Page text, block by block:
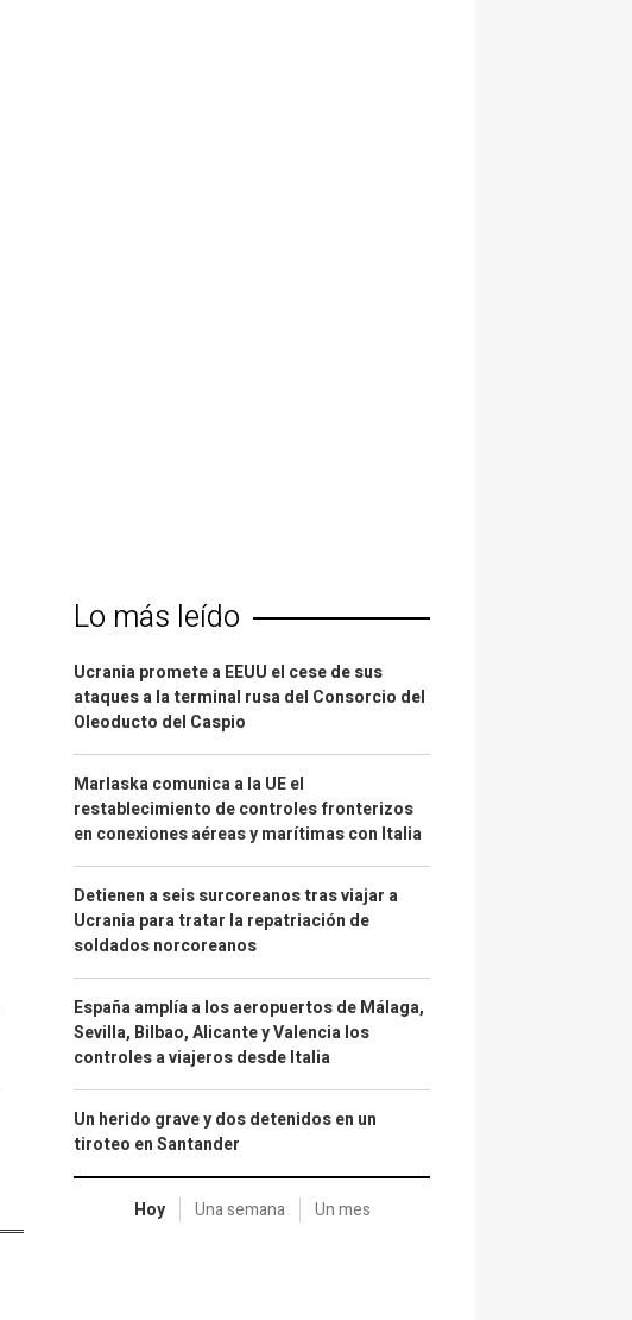
Lo más leído
Ucrania promete a EEUU el cese de sus
ataques a la terminal rusa del Consorcio del
Oleoducto del Caspio
Marlaska comunica a la UE el
restablecimiento de controles fronterizos
en conexiones aéreas y marítimas con Italia
Detienen a seis surcoreanos tras viajar a
Ucrania para tratar la repatriación de
soldados norcoreanos
España amplía a los aeropuertos de Málaga,
Sevilla, Bilbao, Alicante y Valencia los
controles a viajeros desde Italia
Un herido grave y dos detenidos en un
tiroteo en Santander
Hoy Una semana Un mes